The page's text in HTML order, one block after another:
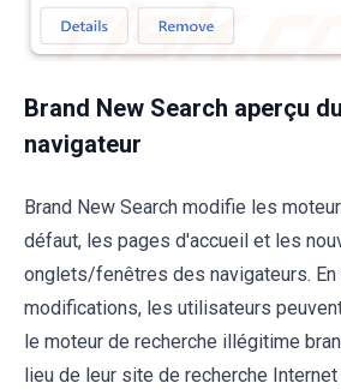
Brand New Search aperçu
navigateur
Brand New Search modifie les
défaut, les pages d'accueil et les
onglets/fenêtres des navigateurs.
modifications, les utilisateurs
le moteur de recherche illégitime
lieu de leur site de recherche